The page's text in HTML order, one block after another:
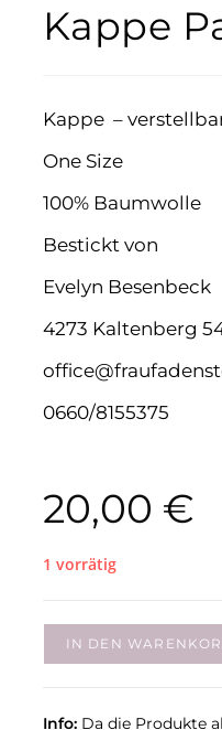
Kappe
Kappe –
One Size
100% Baumwolle
Bestickt von
Evelyn Besenbeck
4273 Kaltenberg
0660/8155375
20,00 €
1 vorrätig
IN DEN
Info:Da die Produkte